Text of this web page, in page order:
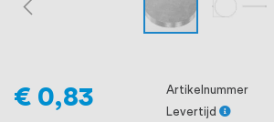
€ 0,83 Artikelnummer
Levertijd